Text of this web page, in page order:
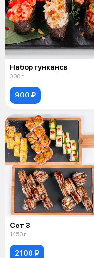
Набор гунканов
300 г
900 ₽
Сет 3
1450 г
2100 ₽